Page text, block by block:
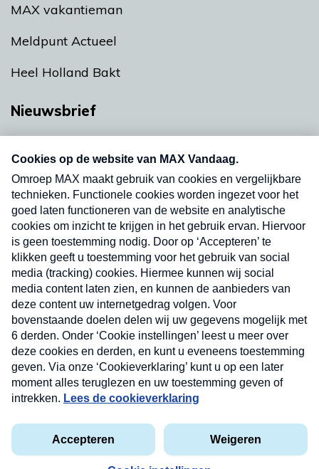
MAX vakantieman
Meldpunt Actueel
Heel Holland Bakt
Nieuwsbrief
nieuwsbrief. Elke vrijdag- en dinsdagochtend in
uw mailbox.
Verzend
Privacyverklaring
Cookieverklaring
Kwetsbaarheid melden
Copyright © 2026 MAX Vandaag - Omroep MAX
Nieuwsbrief
Neem hier een gratis abonnement op onze
nieuwsbrief. Elke vrijdag- en dinsdagochtend in uw